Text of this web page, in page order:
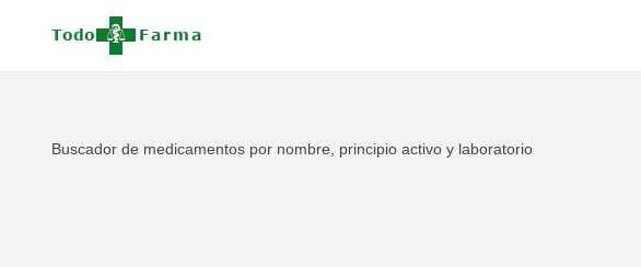
Buscador de medicamentos por nombre, principio activo y laboratorio